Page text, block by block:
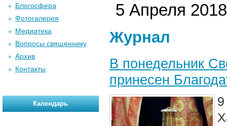
5 Апреля 2018
Журнал
В понедельник
принесен
Блогосфера
Фотогалерея
Медиатека
Вопросы священнику
Архив
Контакты
Календарь